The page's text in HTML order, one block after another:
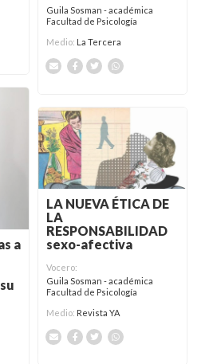
Guila Sosman - académica
Facultad de Psicología
Medio: La Tercera
a
LA NUEVA ÉTICA DE
LA
RESPONSABILIDAD
sexo-afectiva
Vocero:
Guila Sosman - académica
Facultad de Psicología
Medio: Revista YA